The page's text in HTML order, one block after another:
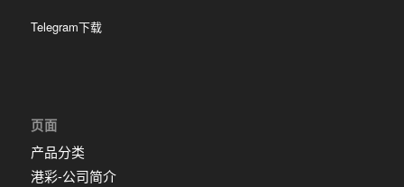
Telegram下载
页面
产品分类
港彩-公司简介